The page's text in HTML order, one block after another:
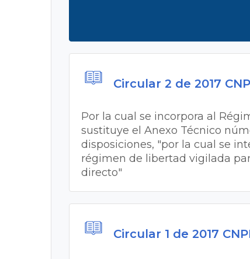
Circular 2 de 2017
Por la cual se incorpora al
sustituye el Anexo Técnico
disposiciones, "por la cual se
régimen de libertad vigilada
directo"
Circular 1 de 2017